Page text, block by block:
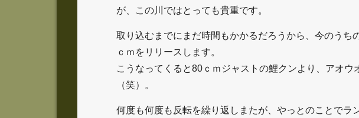
が、この川ではとっても貴重です。
取り込むまでにまだ時間もかかるだろうから、今のうち
ｃｍをリリースします。
こうなってくると80ｃｍジャストの鯉クンより、アオウ
（笑）。
何度も何度も反転を繰り返しまたが、やっとのことでラ